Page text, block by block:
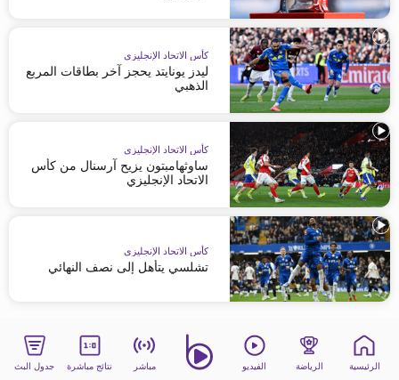
كأس الاتحاد الإنجليزي
ليدز يونايتد يحجز آخر بطاقات المربع
الذهبي
كأس الاتحاد الإنجليزي
ساوثهامبتون يزيح آرسنال من كأس
الاتحاد الإنجليزي
كأس الاتحاد الإنجليزي
تشلسي يتأهل إلى نصف النهائي
الرئيسية الرياضة الفيديو مباشر نتائج مباشرة جدول البث